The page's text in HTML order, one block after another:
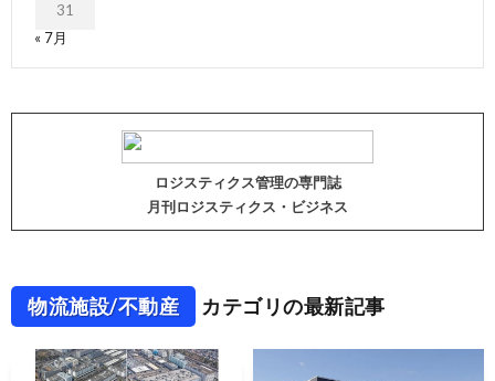
31
« 7月
ロジスティクス管理の専門誌
月刊ロジスティクス・ビジネス
物流施設/不動産 カテゴリの最新記事